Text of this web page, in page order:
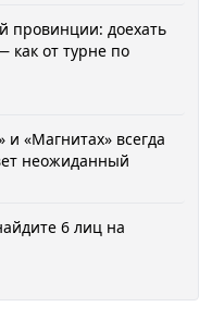
провинции: доехать
как от турне по
«Магнитах» всегда
неожиданный
6 лиц на